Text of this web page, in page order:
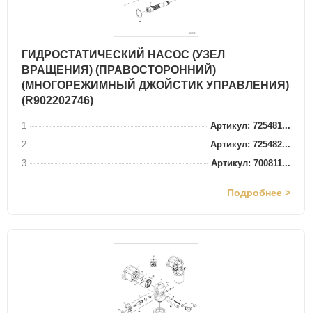
ГИДРОСТАТИЧЕСКИЙ НАСОС (УЗЕЛ
ВРАЩЕНИЯ) (ПРАВОСТОРОННИЙ)
(МНОГОРЕЖИМНЫЙ ДЖОЙСТИК УПРАВЛЕНИЯ)
(R902202746)
1
Артикул: 725481...
2
Артикул: 725482...
3
Артикул: 700811...
Подробнее >